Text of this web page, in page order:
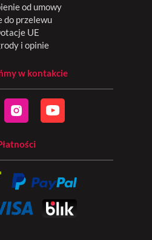
od umowy
do przelewu
UE
i opinie
w kontakcie